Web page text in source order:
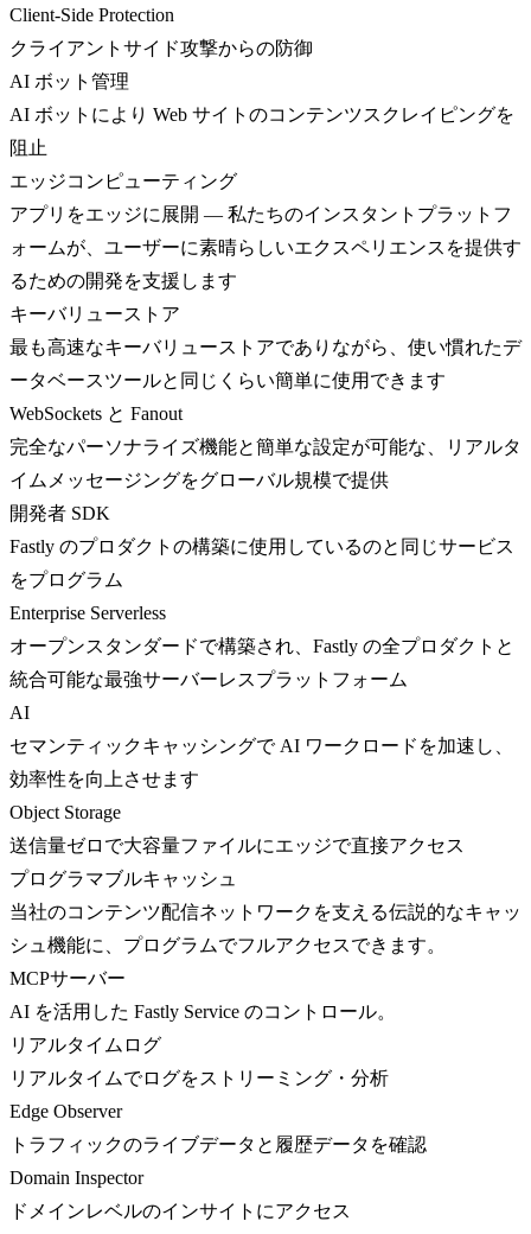
Client-Side Protection
クライアントサイド攻撃からの防御
AI ボット管理
AI ボットにより Web サイトのコンテンツスクレイピングを
阻止
エッジコンピューティング
アプリをエッジに展開 — 私たちのインスタントプラットフ
ォームが、ユーザーに素晴らしいエクスペリエンスを提供す
るための開発を支援します
キーバリューストア
最も高速なキーバリューストアでありながら、使い慣れたデ
ータベースツールと同じくらい簡単に使用できます
WebSockets と Fanout
完全なパーソナライズ機能と簡単な設定が可能な、リアルタ
イムメッセージングをグローバル規模で提供
開発者 SDK
Fastly のプロダクトの構築に使用しているのと同じサービス
をプログラム
Enterprise Serverless
オープンスタンダードで構築され、Fastly の全プロダクトと
統合可能な最強サーバーレスプラットフォーム
AI
セマンティックキャッシングで AI ワークロードを加速し、
効率性を向上させます
Object Storage
送信量ゼロで大容量ファイルにエッジで直接アクセス
プログラマブルキャッシュ
当社のコンテンツ配信ネットワークを支える伝説的なキャッ
シュ機能に、プログラムでフルアクセスできます。
MCPサーバー
AI を活用した Fastly Service のコントロール。
リアルタイムログ
リアルタイムでログをストリーミング・分析
Edge Observer
トラフィックのライブデータと履歴データを確認
Domain Inspector
ドメインレベルのインサイトにアクセス